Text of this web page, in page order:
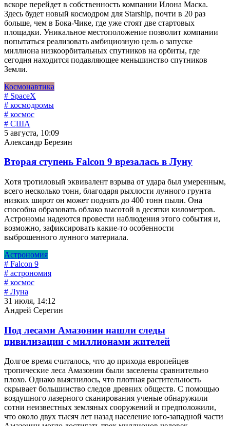
вскоре перейдет в собственность компании Илона Маска.
Здесь будет новый космодром для Starship, почти в 20 раз
больше, чем в Бока-Чике, где уже стоят две стартовых
площадки. Уникальное местоположение позволит компании
попытаться реализовать амбициозную цель о запуске
миллиона низкоорбитальных спутников на орбиты, где
сегодня находится подавляющее меньшинство спутников
Земли.
Космонавтика
# SpaceX
# космодромы
# космос
# США
5 августа, 10:09
Александр Березин
Вторая ступень Falcon 9 врезалась в Луну
Хотя тротиловый эквивалент взрыва от удара был умеренным,
всего несколько тонн, благодаря рыхлости лунного грунта
низких широт он может поднять до 400 тонн пыли. Она
способна образовать облако высотой в десятки километров.
Астрономы надеются провести наблюдения этого события и,
возможно, зафиксировать какие-то особенности
выброшенного лунного материала.
Астрономия
# Falcon 9
# астрономия
# космос
# Луна
31 июля, 14:12
Андрей Серегин
Под лесами Амазонии нашли следы
цивилизации с миллионами жителей
Долгое время считалось, что до прихода европейцев
тропические леса Амазонии были заселены сравнительно
плохо. Однако выяснилось, что плотная растительность
скрывает большинство следов древних обществ. С помощью
воздушного лазерного сканирования ученые обнаружили
сотни неизвестных земляных сооружений и предположили,
что около двух тысяч лет назад население юго-западной части